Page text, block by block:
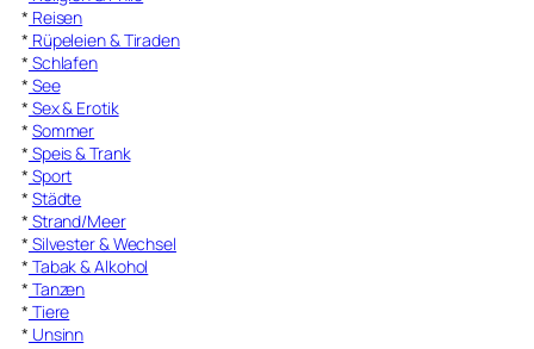
* Reisen
* Rüpeleien & Tiraden
* Schlafen
* See
* Sex & Erotik
* Sommer
* Speis & Trank
* Sport
* Städte
* Strand/Meer
* Silvester & Wechsel
* Tabak & Alkohol
* Tanzen
* Tiere
* Unsinn